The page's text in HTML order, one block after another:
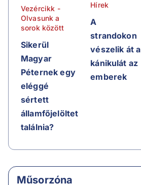
Vezércikk -
Olvasunk a
sorok között
Sikerül
Magyar
Péternek egy
eléggé
sértett
államfőjelöltet
találnia?
Hírek
A
strandokon
vészelik át a
kánikulát az
emberek
Műsorzóna